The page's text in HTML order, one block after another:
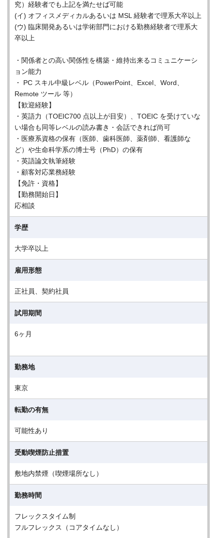
究）経験者でも上記を満たせば可能
(イ) オフィスメディカルあるいは MSL 経験者で理系大卒以上
(ウ) 臨床開発あるいは学術部門における勤務経験者で理系大
卒以上
・関係者との高い関係性を構築・維持出来るコミュニケーシ
ョン能力
・ PC スキル中級レベル（PowerPoint、Excel、Word、
Remote ツール 等）
【歓迎経験】
・英語力（TOEIC700 点以上が目安）、TOEIC を受けていな
い場合も同等レベルの読み書き・会話できれば尚可
・医療系資格の保有（医師、歯科医師、薬剤師、看護師な
ど）や生命科学系の博士号（PhD）の保有
・英語論文執筆経験
・顧客対応業務経験
【免許・資格】
【勤務開始日】
応相談
学歴
大学卒以上
雇用形態
正社員、契約社員
試用期間
6ヶ月
勤務地
東京
転勤の有無
可能性あり
受動喫煙防止措置
敷地内禁煙（喫煙場所なし）
勤務時間
フレックスタイム制
フルフレックス（コアタイムなし）